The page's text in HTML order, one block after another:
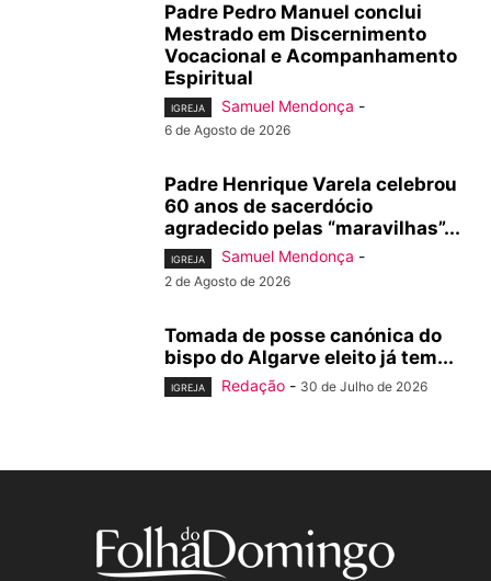
Padre Pedro Manuel conclui
Mestrado em Discernimento
Vocacional e Acompanhamento
Espiritual
IGREJA Samuel Mendonça -
6 de Agosto de 2026
Padre Henrique Varela celebrou
60 anos de sacerdócio
agradecido pelas “maravilhas”...
IGREJA Samuel Mendonça -
2 de Agosto de 2026
Tomada de posse canónica do
bispo do Algarve eleito já tem...
IGREJA Redação - 30 de Julho de 2026